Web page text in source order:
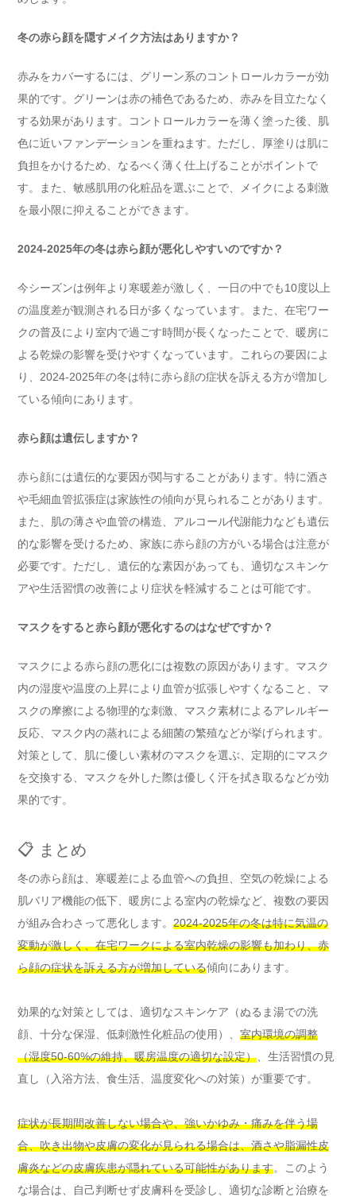
冬の赤ら顔を隠すメイク方法はありますか？
赤みをカバーするには、グリーン系のコントロールカラーが効
果的です。グリーンは赤の補色であるため、赤みを目立たなく
する効果があります。コントロールカラーを薄く塗った後、肌
色に近いファンデーションを重ねます。ただし、厚塗りは肌に
負担をかけるため、なるべく薄く仕上げることがポイントで
す。また、敏感肌用の化粧品を選ぶことで、メイクによる刺激
を最小限に抑えることができます。
2024-2025年の冬は赤ら顔が悪化しやすいのですか？
今シーズンは例年より寒暖差が激しく、一日の中でも10度以上
の温度差が観測される日が多くなっています。また、在宅ワー
クの普及により室内で過ごす時間が長くなったことで、暖房に
よる乾燥の影響を受けやすくなっています。これらの要因によ
り、2024-2025年の冬は特に赤ら顔の症状を訴える方が増加し
ている傾向にあります。
赤ら顔は遺伝しますか？
赤ら顔には遺伝的な要因が関与することがあります。特に酒さ
や毛細血管拡張症は家族性の傾向が見られることがあります。
また、肌の薄さや血管の構造、アルコール代謝能力なども遺伝
的な影響を受けるため、家族に赤ら顔の方がいる場合は注意が
必要です。ただし、遺伝的な素因があっても、適切なスキンケ
アや生活習慣の改善により症状を軽減することは可能です。
マスクをすると赤ら顔が悪化するのはなぜですか？
マスクによる赤ら顔の悪化には複数の原因があります。マスク
内の湿度や温度の上昇により血管が拡張しやすくなること、マ
スクの摩擦による物理的な刺激、マスク素材によるアレルギー
反応、マスク内の蒸れによる細菌の繁殖などが挙げられます。
対策として、肌に優しい素材のマスクを選ぶ、定期的にマスク
を交換する、マスクを外した際は優しく汗を拭き取るなどが効
果的です。
📋 まとめ
冬の赤ら顔は、寒暖差による血管への負担、空気の乾燥による
肌バリア機能の低下、暖房による室内の乾燥など、複数の要因
が組み合わさって悪化します。 2024-2025年の冬は特に気温の
変動が激しく、在宅ワークによる室内乾燥の影響も加わり、赤
ら顔の症状を訴える方が増加している傾向にあります。
効果的な対策としては、適切なスキンケア（ぬるま湯での洗
顔、十分な保湿、低刺激性化粧品の使用）、 室内環境の調整
（湿度50-60%の維持、暖房温度の適切な設定） 、生活習慣の見
直し（入浴方法、食生活、温度変化への対策）が重要です。
症状が長期間改善しない場合や、強いかゆみ・痛みを伴う場
合、吹き出物や皮膚の変化が見られる場合は、酒さや脂漏性皮
膚炎などの皮膚疾患が隠れている可能性があります。このよう
な場合は、自己判断せず皮膚科を受診し、適切な診断と治療を